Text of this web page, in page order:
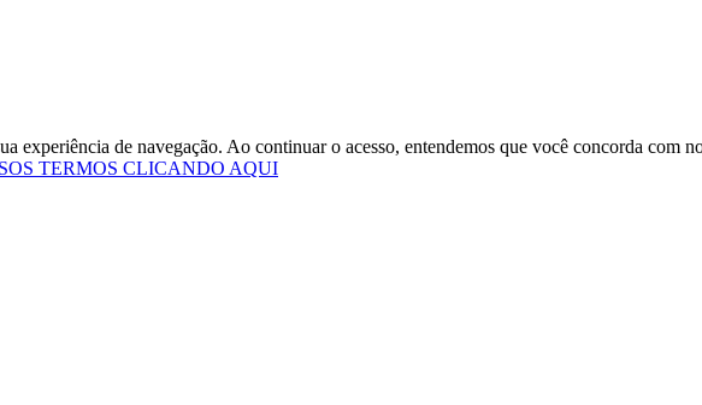
experiência de navegação. Ao continuar o acesso, entendemos que você concorda com
TERMOS CLICANDO AQUI